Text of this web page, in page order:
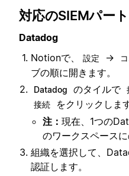
対応のSIEMパー
Datadog
Notionで、
設定 →
ブの順に開きます。
Datadog のタイルで
接続
をクリックします
注： 現在、1つの
のワークスペースに
組織を選択して、
認証します。